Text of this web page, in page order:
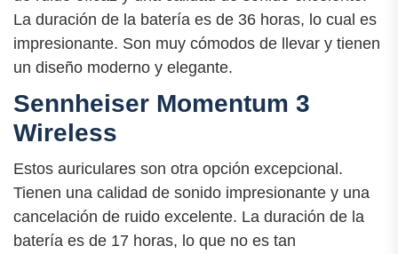
La duración de la batería es de 36 horas, lo cual es
impresionante. Son muy cómodos de llevar y tienen
un diseño moderno y elegante.
Sennheiser Momentum 3
Wireless
Estos auriculares son otra opción excepcional.
Tienen una calidad de sonido impresionante y una
cancelación de ruido excelente. La duración de la
batería es de 17 horas, lo que no es tan